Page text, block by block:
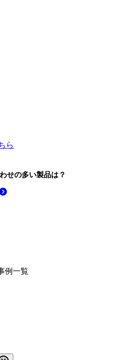
ら
せの多い製品は？
例一覧